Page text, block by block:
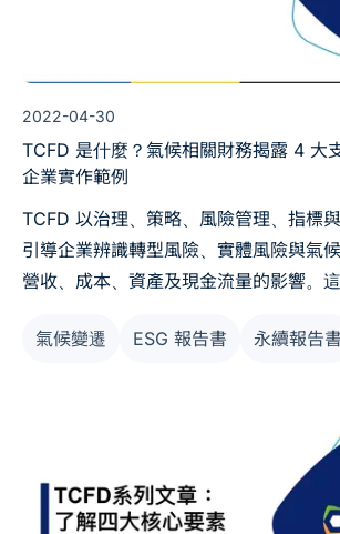
2022-04-30
TCFD 是什麼？氣候相關財務揭露 4 大
企業實作範例
TCFD 以治理、策略、風險管理、指標
引導企業辨識轉型風險、實體風險與氣
營收、成本、資產及現金流量的影響。
氣候變遷
ESG 報告書 永續報告書